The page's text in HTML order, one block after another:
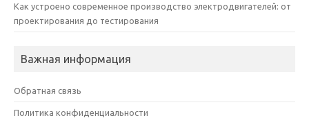
Как устроено современное производство электродвигателей: от
проектирования до тестирования
Важная информация
Обратная связь
Политика конфиденциальности